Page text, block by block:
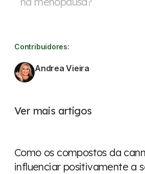
Contribuidores:
Andrea Vieira
Ver mais artigos
Saúde feminina
Como os compostos da
influenciar positivamente a